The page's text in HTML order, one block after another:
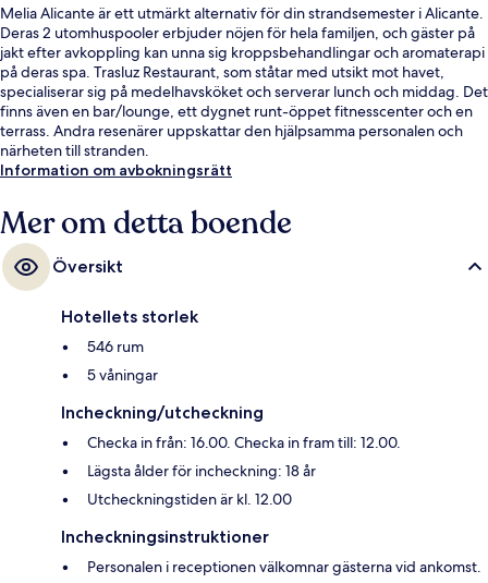
Melia Alicante är ett utmärkt alternativ för din strandsemester i Alicante.
Deras 2 utomhuspooler erbjuder nöjen för hela familjen, och gäster på
jakt efter avkoppling kan unna sig kroppsbehandlingar och aromaterapi
på deras spa. Trasluz Restaurant, som ståtar med utsikt mot havet,
specialiserar sig på medelhavsköket och serverar lunch och middag. Det
finns även en bar/lounge, ett dygnet runt-öppet fitnesscenter och en
terrass. Andra resenärer uppskattar den hjälpsamma personalen och
närheten till stranden.
Information om avbokningsrätt
Mer om detta boende
Översikt
Hotellets storlek
546 rum
5 våningar
Incheckning/utcheckning
Checka in från: 16.00. Checka in fram till: 12.00.
Lägsta ålder för incheckning: 18 år
Utcheckningstiden är kl. 12.00
Incheckningsinstruktioner
Personalen i receptionen välkomnar gästerna vid ankomst.